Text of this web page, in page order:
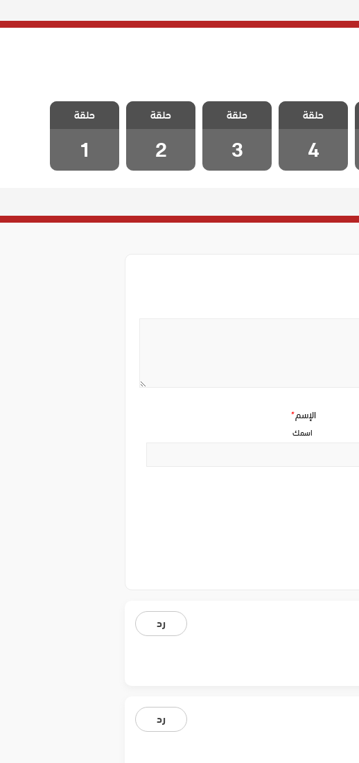
مسلسل اسمه
حب الحلقة 4
حلقة
4
مسلسل اسمه
حب الحلقة 3
حلقة
3
مسلسل اسمه
حب الحلقة 2
حلقة
2
مسلسل اسمه
حب الحلقة 1
حلقة
1
الإسم*
اسمك
رد
رد